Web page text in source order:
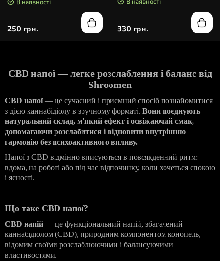
В наявності
250 грн. 330 грн.
CBD напої — легке розслаблення і баланс від
Shroomen
CBD напої— це сучасний і приємний спосіб познайомитися
з дією каннабідіолу в зручному форматі. Вони поєднують
натуральний склад, м'який ефект і освіжаючий смак,
допомагаючи розслабитися і відновити внутрішню
гармонію без психоактивного впливу.
Напої з CBD відмінно вписуються в повсякденний ритм:
вдома, на роботі або під час відпочинку, коли хочеться спокою
і ясності.
Що таке CBD напої?
CBD напій — це функціональний напій, збагачений
каннабідіолом (CBD), природним компонентом конопель,
відомим своїми розслаблюючими і балансуючими
властивостями.